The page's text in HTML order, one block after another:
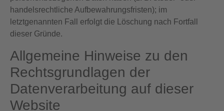
handelsrechtliche Aufbewahrungsfristen); im
letztgenannten Fall erfolgt die Löschung nach Fortfall
dieser Gründe.
Allgemeine Hinweise zu den
Rechtsgrundlagen der
Datenverarbeitung auf dieser
Website